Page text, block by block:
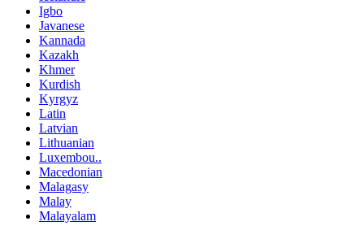
Igbo
Javanese
Kannada
Kazakh
Khmer
Kurdish
Kyrgyz
Latin
Latvian
Lithuanian
Luxembou..
Macedonian
Malagasy
Malay
Malayalam